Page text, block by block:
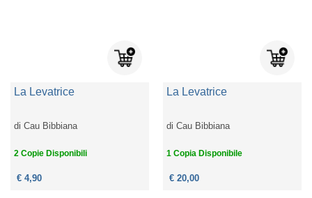
La Levatrice
diCau Bibbiana
2 Copie Disponibili
€ 4,90
La Levatrice
diCau Bibbiana
1 Copia Disponibile
€ 20,00